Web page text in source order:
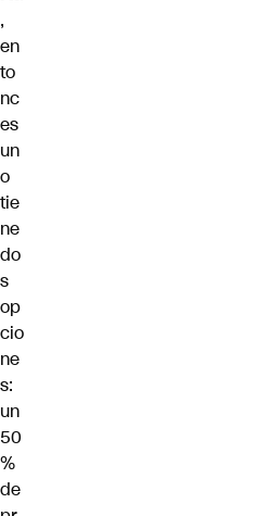
,
en
to
nc
es
un
o
tie
ne
do
s
op
cio
ne
s:
un
50
%
de